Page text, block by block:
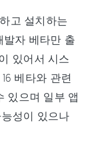
고 설치하는
발자 베타만 출
있어서 시스
베타와 관련
있으며 일부 앱
성이 있으나